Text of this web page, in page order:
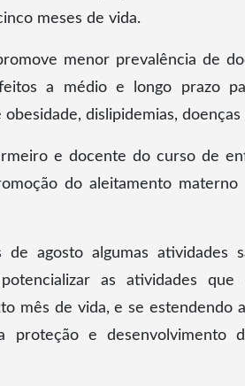
meses de vida.
menor prevalência de
a médio e longo prazo
dislipidemias, doenças
e docente do curso de
do aleitamento
agosto algumas atividades
as atividades
mês de vida, e se estendendo
e desenvolvimento